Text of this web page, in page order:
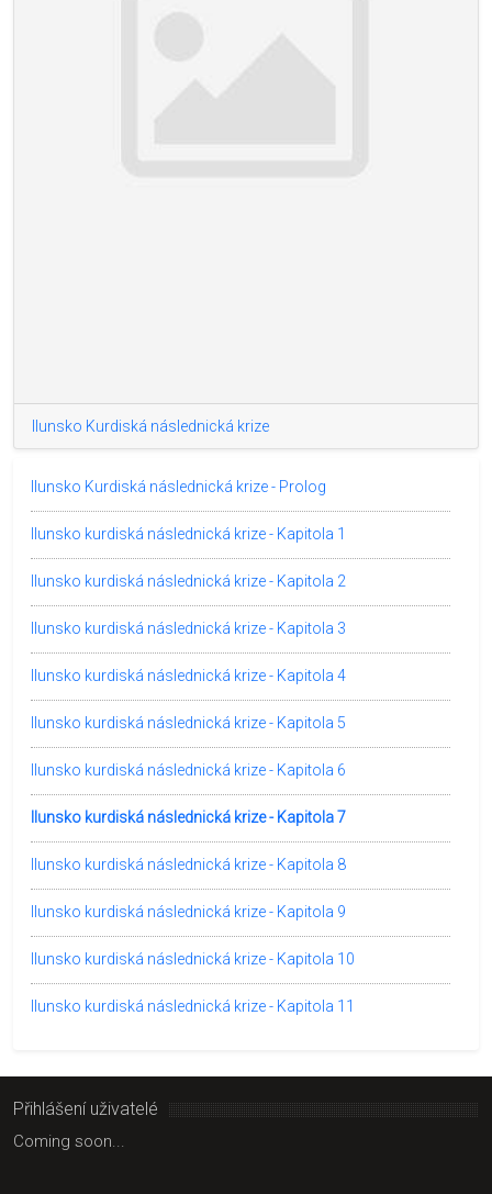
Ilunsko Kurdiská následnická krize
Ilunsko Kurdiská následnická krize - Prolog
Ilunsko kurdiská následnická krize - Kapitola 1
Ilunsko kurdiská následnická krize - Kapitola 2
Ilunsko kurdiská následnická krize - Kapitola 3
Ilunsko kurdiská následnická krize - Kapitola 4
Ilunsko kurdiská následnická krize - Kapitola 5
Ilunsko kurdiská následnická krize - Kapitola 6
Ilunsko kurdiská následnická krize - Kapitola 7
Ilunsko kurdiská následnická krize - Kapitola 8
Ilunsko kurdiská následnická krize - Kapitola 9
Ilunsko kurdiská následnická krize - Kapitola 10
Ilunsko kurdiská následnická krize - Kapitola 11
Přihlášení uživatelé
Coming soon...